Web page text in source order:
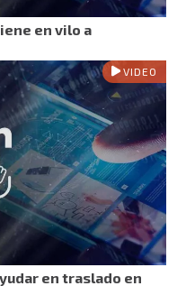
en vilo a
VIDEO
en traslado en